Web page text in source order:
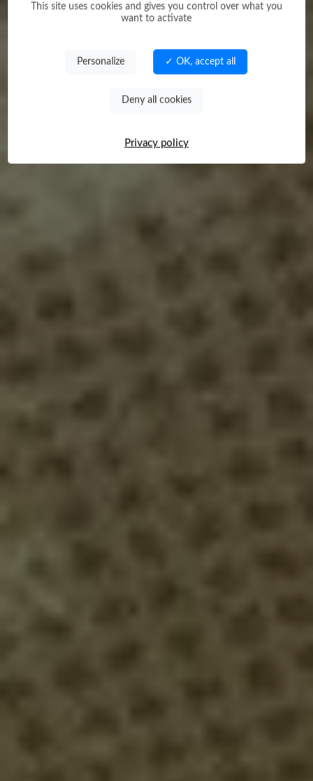
This site uses cookies and gives you control over what you
want to activate
Personalize ✓ OK, accept all
Deny all cookies
Privacy policy